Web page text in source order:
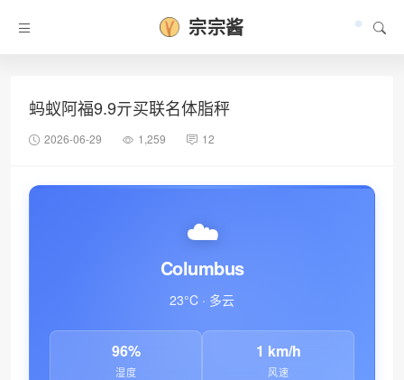
宗宗酱
蚂蚁阿福9.9亓买联名体脂秤
2026-06-29 1,259 12
☁️
Columbus
23°C · 多云
96%
湿度
1 km/h
风速